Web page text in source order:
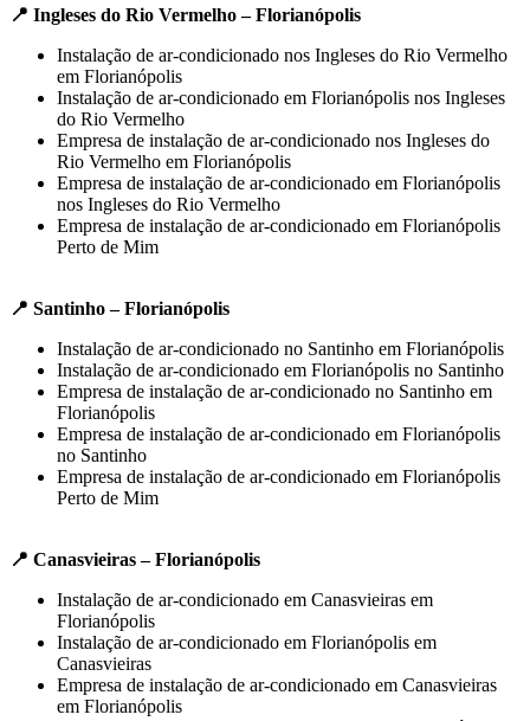
📍 Ingleses do Rio Vermelho – Florianópolis
Instalação de ar-condicionado nos Ingleses do Rio Vermelho
em Florianópolis
Instalação de ar-condicionado em Florianópolis nos Ingleses
do Rio Vermelho
Empresa de instalação de ar-condicionado nos Ingleses do
Rio Vermelho em Florianópolis
Empresa de instalação de ar-condicionado em Florianópolis
nos Ingleses do Rio Vermelho
Empresa de instalação de ar-condicionado em Florianópolis
Perto de Mim
📍 Santinho – Florianópolis
Instalação de ar-condicionado no Santinho em Florianópolis
Instalação de ar-condicionado em Florianópolis no Santinho
Empresa de instalação de ar-condicionado no Santinho em
Florianópolis
Empresa de instalação de ar-condicionado em Florianópolis
no Santinho
Empresa de instalação de ar-condicionado em Florianópolis
Perto de Mim
📍 Canasvieiras – Florianópolis
Instalação de ar-condicionado em Canasvieiras em
Florianópolis
Instalação de ar-condicionado em Florianópolis em
Canasvieiras
Empresa de instalação de ar-condicionado em Canasvieiras
em Florianópolis